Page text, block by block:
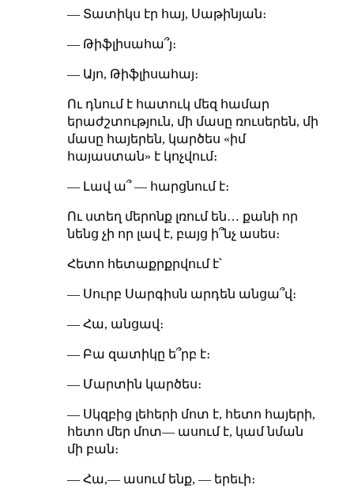
— Տատիկս էր հայ, Սաթինյան։
— Թիֆլիսահա՞յ։
— Այո, Թիֆլիսահայ։
Ու դնում է հատուկ մեզ համար
երաժշտություն, մի մասը ռուսերեն, մի
մասը հայերեն, կարծես «իմ
հայաստան» է կոչվում։
— Լավ ա՞ — հարցնում է։
Ու ստեղ մերոնք լռում են… քանի որ
նենց չի որ լավ է, բայց ի՞նչ ասես։
Հետո հետաքրքրվում է՝
— Սուրբ Սարգիսն արդեն անցա՞վ։
— Հա, անցավ։
— Բա զատիկը ե՞րբ է։
— Մարտին կարծես։
— Սկզբից լեհերի մոտ է, հետո հայերի,
հետո մեր մոտ— ասում է, կամ նման
մի բան։
— Հա,— ասում ենք, — երեւի։